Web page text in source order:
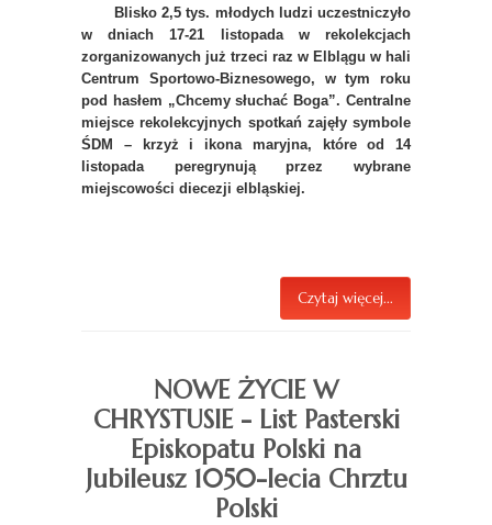
Blisko 2,5 tys. młodych ludzi uczestniczyło
w dniach 17-21 listopada w rekolekcjach
zorganizowanych już trzeci raz w Elblągu w hali
Centrum Sportowo-Biznesowego, w tym roku
pod hasłem „Chcemy słuchać Boga”. Centralne
miejsce rekolekcyjnych spotkań zajęły symbole
ŚDM – krzyż i ikona maryjna, które od 14
listopada peregrynują przez wybrane
miejscowości diecezji elbląskiej.
Czytaj więcej...
NOWE ŻYCIE W
CHRYSTUSIE - List Pasterski
Episkopatu Polski na
Jubileusz 1050-lecia Chrztu
Polski